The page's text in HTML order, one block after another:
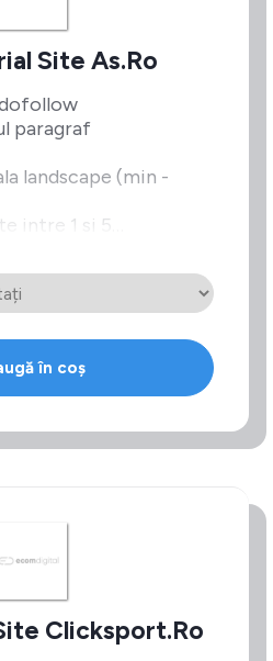
Site As.ro
paragraf
landscape (min -
intre 1 si 5
casino:
fara depunere.
în coș
Clicksport.ro